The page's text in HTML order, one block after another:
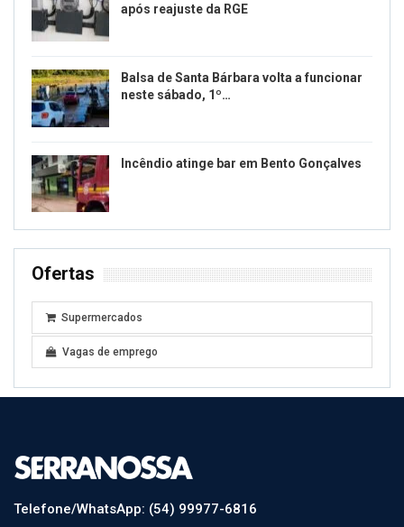
após reajuste da RGE
Balsa de Santa Bárbara volta a funcionar
neste sábado, 1º…
Incêndio atinge bar em Bento Gonçalves
Ofertas
Supermercados
Vagas de emprego
Telefone/WhatsApp: (54) 99977-6816